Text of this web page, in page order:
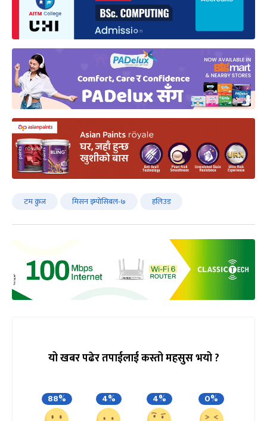
टम क्रुज मिसन इम्पोसिबल-७ हलिउड
यो खबर पढेर तपाईलाई कस्तो महसुस भयो ?
88% 4% 4% 0%